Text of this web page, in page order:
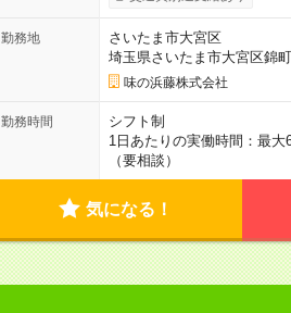
勤務地
さいたま市大宮区
埼玉県さいたま市大宮区錦
味の浜藤株式会社
勤務時間
シフト制
1日あたりの実働時間：最
（要相談）
気になる！